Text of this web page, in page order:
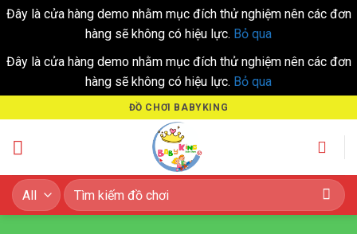
Đây là cửa hàng demo nhằm mục đích thử nghiệm nên các đơn
hàng sẽ không có hiệu lực. Bỏ qua
Đây là cửa hàng demo nhằm mục đích thử nghiệm nên các đơn
hàng sẽ không có hiệu lực. Bỏ qua
to
content
ĐỒ CHƠI BABYKING
Tìm
kiếm: